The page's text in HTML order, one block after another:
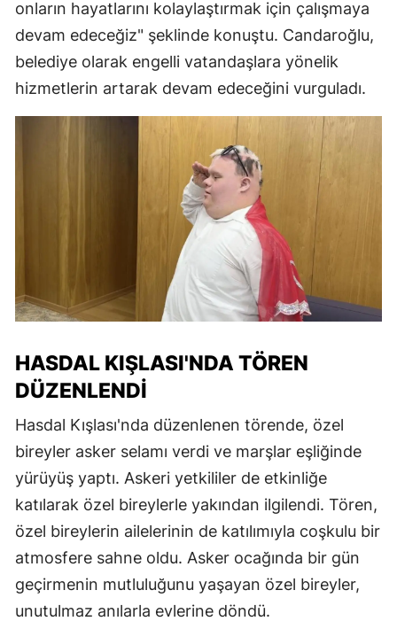
onların hayatlarını kolaylaştırmak için çalışmaya
devam edeceğiz" şeklinde konuştu. Candaroğlu,
belediye olarak engelli vatandaşlara yönelik
hizmetlerin artarak devam edeceğini vurguladı.
HASDAL KIŞLASI'NDA TÖREN
DÜZENLENDI
Hasdal Kışlası'nda düzenlenen törende, özel
bireyler asker selamı verdi ve marşlar eşliğinde
yürüyüş yaptı. Askeri yetkililer de etkinliğe
katılarak özel bireylerle yakından ilgilendi. Tören,
özel bireylerin ailelerinin de katılımıyla coşkulu bir
atmosfere sahne oldu. Asker ocağında bir gün
geçirmenin mutluluğunu yaşayan özel bireyler,
unutulmaz anılarla evlerine döndü.